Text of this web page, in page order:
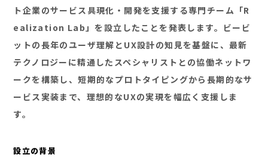
ト企業のサービス具現化・開発を支援する専門チーム「R
ealization Lab」を設立したことを発表します。ビービ
ットの長年のユーザ理解とUX設計の知見を基盤に、最新
テクノロジーに精通したスペシャリストとの協働ネットワ
ークを構築し、短期的なプロトタイピングから長期的なサ
ービス実装まで、理想的なUXの実現を幅広く支援しま
す。
設立の背景